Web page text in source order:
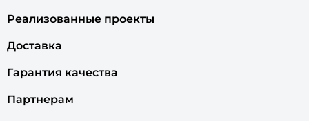
Реализованные проекты
Доставка
Гарантия качества
Партнерам